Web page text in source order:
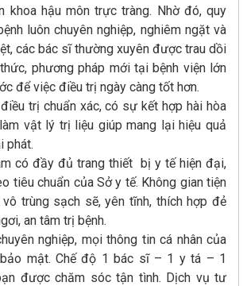
khoa hậu môn trực tràng. Nhờ đó, quy
luôn chuyên nghiệp, nghiêm ngặt và
các bác sĩ thường xuyên được trau dồi
phương pháp mới tại bệnh viện lớn
để việc điều trị ngày càng tốt hơn.
trị chuẩn xác, có sự kết hợp hài hòa
vật lý trị liệu giúp mang lại hiệu quả
phát.
có đầy đủ trang thiết bị y tế hiện đại,
tiêu chuẩn của Sở y tế. Không gian tiện
vô trùng sạch sẽ, yên tĩnh, thích hợp đẻ
an tâm trị bệnh.
nghiệp, mọi thông tin cá nhân của
mật. Chế độ 1 bác sĩ – 1 y tá – 1
được chăm sóc tận tình. Dịch vụ tư